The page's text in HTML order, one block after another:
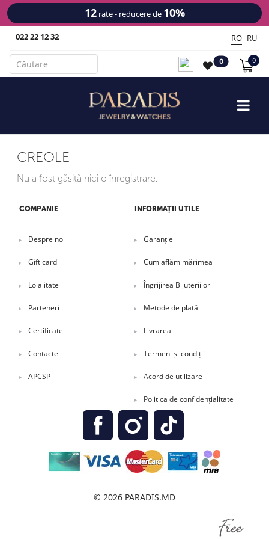
12rate - reducere de 10%
022 22 12 32 RO RU
0 0
CREOLE
Nu a fost găsită nici o înregistrare.
COMPANIE
Despre noi
Gift card
Loialitate
Parteneri
Certificate
Contacte
APCSP
INFORMAȚII UTILE
Garanție
Cum aflăm mărimea
Îngrijirea Bijuteriilor
Metode de plată
Livrarea
Termeni și condiții
Acord de utilizare
Politica de confidențialitate
© 2026 PARADIS.MD